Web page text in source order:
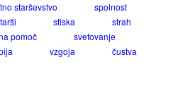
starševstvo
spolnost
stiska
strah
pomoč
svetovanje
vzgoja čustva